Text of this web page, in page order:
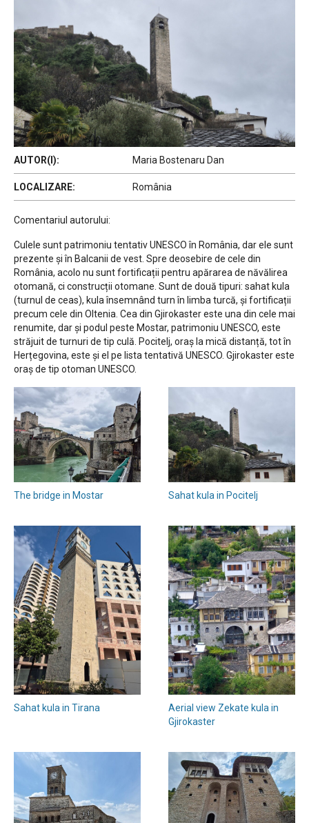
AUTOR(I): Maria Bostenaru Dan
LOCALIZARE: România
Comentariul autorului:
Culele sunt patrimoniu tentativ UNESCO în România, dar ele sunt
prezente și în Balcanii de vest. Spre deosebire de cele din
România, acolo nu sunt fortificații pentru apărarea de năvălirea
otomană, ci construcții otomane. Sunt de două tipuri: sahat kula
(turnul de ceas), kula însemnând turn în limba turcă, și fortificații
precum cele din Oltenia. Cea din Gjirokaster este una din cele mai
renumite, dar și podul peste Mostar, patrimoniu UNESCO, este
străjuit de turnuri de tip culă. Pocitelj, oraș la mică distanță, tot în
Herțegovina, este și el pe lista tentativă UNESCO. Gjirokaster este
oraș de tip otoman UNESCO.
The bridge in Mostar Sahat kula in Pocitelj
Sahat kula in Tirana
Aerial view Zekate kula in
Gjirokaster